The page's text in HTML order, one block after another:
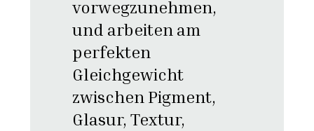
vorwegzunehmen,
und arbeiten am
perfekten
Gleichgewicht
zwischen Pigment,
Glasur, Textur,